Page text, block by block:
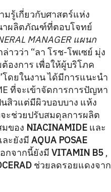
ามรู้เกี่ยวกับศาสตร์แห่ง
นาผลิตภัณฑ์ที่ตอบโจทย์
MANAGER แผนก
ล่าวว่า “ลา โรช-โพเซย์ มุ่ง
งการ เพื่อให้ผู้บริโภค
ดยในงาน ได้มีการแนะนำ
ที่จะเข้าจัดการการปัญหา
สิวแต่มีผิวบอบบาง แห้ง
ะช่วยปรับสมดุลการผลิต
ของ NIACINAMIDE และ
ะยังมี AQUA POSAE
กจากนี้ยังมี VITAMIN B5 ,
ช่วยลดรอยแดงจาก